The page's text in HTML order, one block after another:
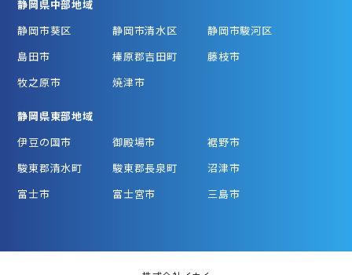
静岡県中部地域
静岡市葵区
静岡市清水区
静岡市駿河区
島田市
榛原郡吉田町
藤枝市
牧之原市
焼津市
静岡県東部地域
伊豆の国市
御殿場市
裾野市
駿東郡清水町
駿東郡長泉町
沼津市
富士市
富士宮市 三島市